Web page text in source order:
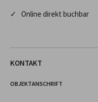
✓ Online direkt buchbar
KONTAKT
OBJEKTANSCHRIFT